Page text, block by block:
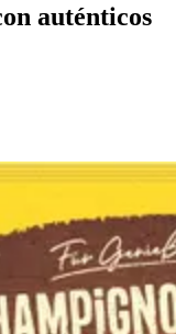
auténticos